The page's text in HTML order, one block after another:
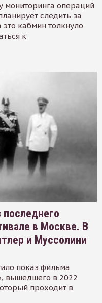
мониторинга операций
следить за
кабмин толкнуло
к
последнего
в Москве. В
и Муссолини
показ фильма
вышедшего в 2022
проходит в